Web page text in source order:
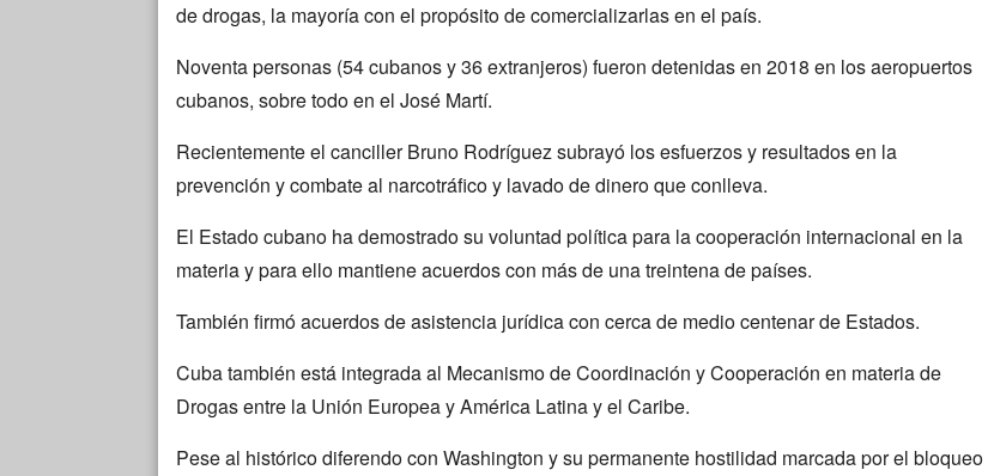
de drogas, la mayoría con el propósito de comercializarlas en el país.
Noventa personas (54 cubanos y 36 extranjeros) fueron detenidas en 2018 en los aeropuertos
cubanos, sobre todo en el José Martí.
Recientemente el canciller Bruno Rodríguez subrayó los esfuerzos y resultados en la
prevención y combate al narcotráfico y lavado de dinero que conlleva.
El Estado cubano ha demostrado su voluntad política para la cooperación internacional en la
materia y para ello mantiene acuerdos con más de una treintena de países.
También firmó acuerdos de asistencia jurídica con cerca de medio centenar de Estados.
Cuba también está integrada al Mecanismo de Coordinación y Cooperación en materia de
Drogas entre la Unión Europea y América Latina y el Caribe.
Pese al histórico diferendo con Washington y su permanente hostilidad marcada por el bloqueo